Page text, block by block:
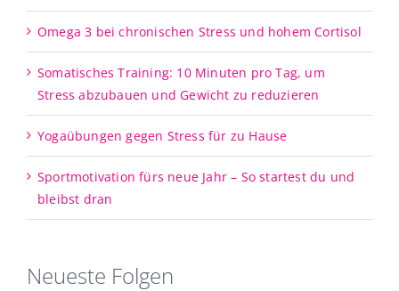
Omega 3 bei chronischen Stress und hohem Cortisol
Somatisches Training: 10 Minuten pro Tag, um
Stress abzubauen und Gewicht zu reduzieren
Yogaübungen gegen Stress für zu Hause
Sportmotivation fürs neue Jahr – So startest du und
bleibst dran
Neueste Folgen